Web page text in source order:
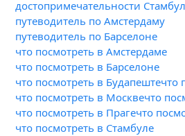
достопримечательности
путеводитель по Амстердаму
путеводитель по Барселоне
что посмотреть в Амстердаме
что посмотреть в Барселоне
что посмотреть в Будапештечто
что посмотреть в Москвечто
что посмотреть в Прагечто
что посмотреть в Стамбуле